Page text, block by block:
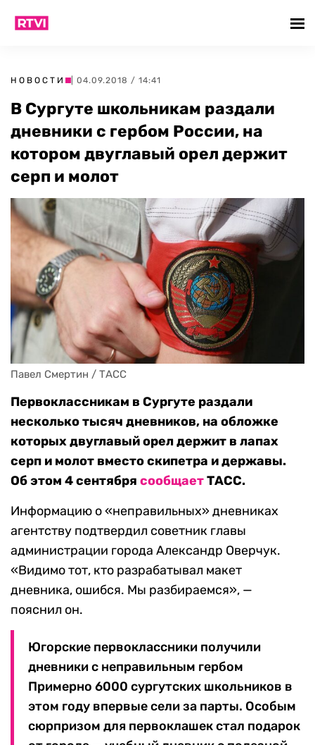
НОВОСТИ | 04.09.2018 / 14:41
В Сургуте школьникам раздали
дневники с гербом России, на
котором двуглавый орел держит
серп и молот
Павел Смертин / ТАСС
Первоклассникам в Сургуте раздали
несколько тысяч дневников, на обложке
которых двуглавый орел держит в лапах
серп и молот вместо скипетра и державы.
Об этом 4 сентября сообщаетТАСС.
Информацию о «неправильных» дневниках
агентству подтвердил советник главы
администрации города Александр Оверчук.
«Видимо тот, кто разрабатывал макет
дневника, ошибся. Мы разбираемся», —
пояснил он.
Югорские первоклассники получили
дневники с неправильным гербом
Примерно 6000 сургутских школьников в
этом году впервые сели за парты. Особым
сюрпризом для первоклашек стал подарок